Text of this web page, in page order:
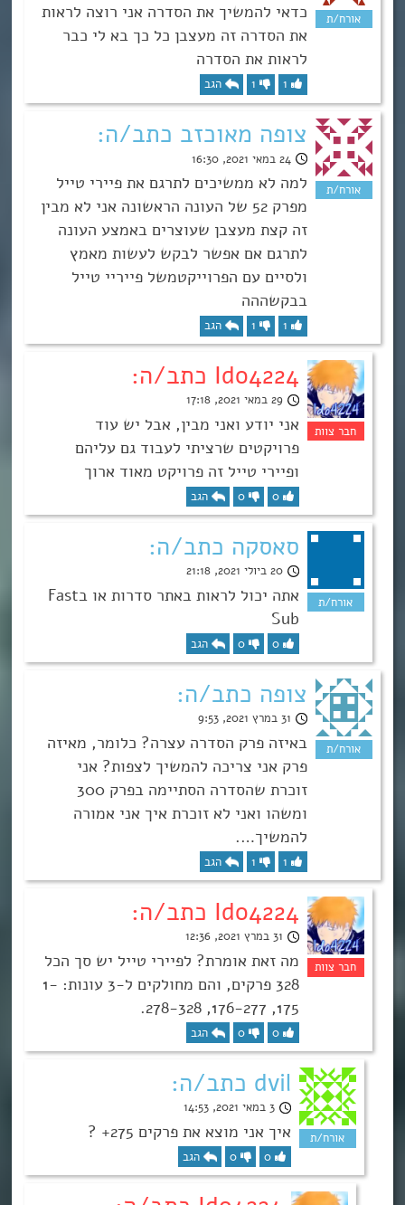
כדאי להמשיך את הסדרה אני רוצה לראות
את הסדרה זה מעצבן כל כך בא לי כבר
לראות את הסדרה
1
1 הגב
צופה מאוכזב כתב/ה:
24 במאי 2021, 16:30
למה לא ממשיכים לתרגם את פיירי טייל
מפרק 52 של העונה הראשונה אני לא מבין
זה קצת מעצבן שעוצרים באמצע העונה
לתרגם אם אפשר לבקש לעשות מאמץ
ולסיים עם הפרוייקטמשל פייריי טייל
בבקשההה
1
1 הגב
Ido4224 כתב/ה:
29 במאי 2021, 17:18
אני יודע ואני מבין, אבל יש עוד
פרויקטים שרציתי לעבוד גם עליהם
ופיירי טייל זה פרויקט מאוד ארוך
0
0 הגב
סאסקה כתב/ה:
20 ביולי 2021, 21:18
אתה יכול לראות באתר סדרות או בFast
Sub
0
0 הגב
צופה כתב/ה:
31 במרץ 2021, 9:53
באיזה פרק הסדרה עצרה? כלומר, מאיזה
פרק אני צריכה להמשיך לצפות? אני
זוכרת שהסדרה הסתיימה בפרק 300
ומשהו ואני לא זוכרת איך אני אמורה
להמשיך….
1
1 הגב
Ido4224 כתב/ה:
31 במרץ 2021, 12:36
מה זאת אומרת? לפיירי טייל יש סך הכל
328 פרקים, והם מחולקים ל-3 עונות: 1-
175, 176-277, 278-328.
0
0 הגב
dvil כתב/ה:
3 במאי 2021, 14:53
איך אני מוצא את פרקים 275+ ?
0
0 הגב